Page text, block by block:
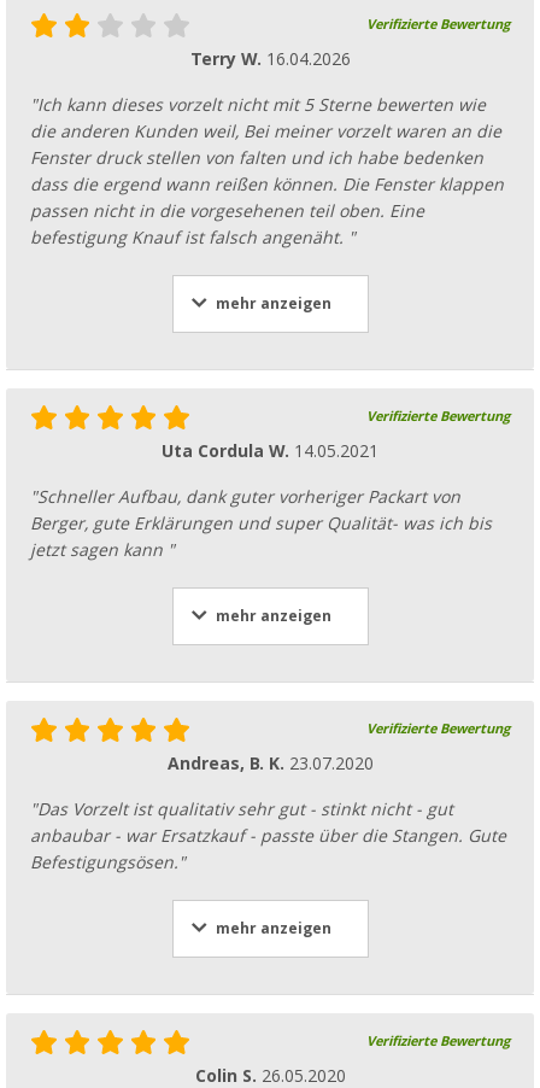
Heringsauszieher
nurCHF 10, 95 UVPCHF 12,99
nurCHF 4,95 UVP
Verifizierte Bewertung
Terry W. 16.04.2026
"Ich kann dieses vorzelt nicht mit 5 Sterne bewerten wie
die anderen Kunden weil, Bei meiner vorzelt waren an die
Fenster druck stellen von falten und ich habe bedenken
dass die ergend wann reißen können. Die Fenster klappen
passen nicht in die vorgesehenen teil oben. Eine
befestigung Knauf ist falsch angenäht. "
mehr anzeigen
Verifizierte Bewertung
Uta Cordula W. 14.05.2021
"Schneller Aufbau, dank guter vorheriger Packart von
Berger, gute Erklärungen und super Qualität- was ich bis
jetzt sagen kann "
mehr anzeigen
Verifizierte Bewertung
Andreas, B. K. 23.07.2020
"Das Vorzelt ist qualitativ sehr gut - stinkt nicht - gut
anbaubar - war Ersatzkauf - passte über die Stangen. Gute
Befestigungsösen."
mehr anzeigen
Verifizierte Bewertung
Colin S. 26.05.2020